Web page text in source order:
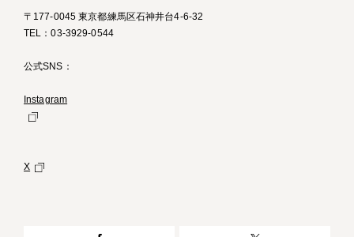
〒177-0045 東京都練馬区石神井台4-6-32
TEL：03-3929-0544
公式SNS：
Instagram
X